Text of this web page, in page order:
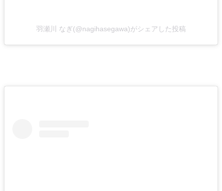
羽瀬川 なぎ(@nagihasegawa)がシェアした投稿